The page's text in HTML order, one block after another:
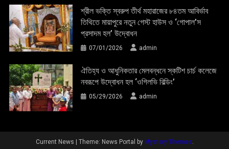
শ্রীল ভক্তি স্বরুপ তীর্থ মহারাজের ৮৪তম আবির্ভাব
তিথিতে মায়াপুরে নতুন গেস্ট হাউস ও ‘গোপাল’স
প্রসাদম হল’ উদ্বোধন
07/01/2026 admin
ঐতিহ্য ও আধুনিকতার মেলবন্ধনে স্কটিশ চার্চ কলেজে
নবরূপে উদ্বোধন হল ‘ওগিলভি বিল্ডিং’
05/29/2026 admin
Current News Theme: News Portal by Mystery Themes.